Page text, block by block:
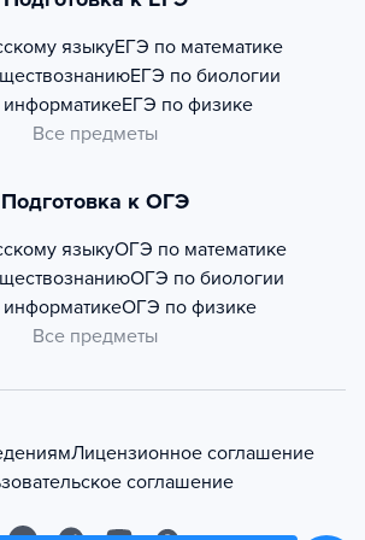
языкуЕГЭ по математике
ЕГЭ по биологии
ЕГЭ по физике
Все предметы
Подготовка к ОГЭ
языкуОГЭ по математике
ОГЭ по биологии
ОГЭ по физике
Все предметы
Лицензионное соглашение
соглашение